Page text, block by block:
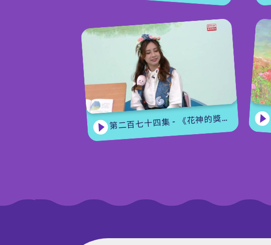
第二百七十四集 - 《花神的獎勵》下集